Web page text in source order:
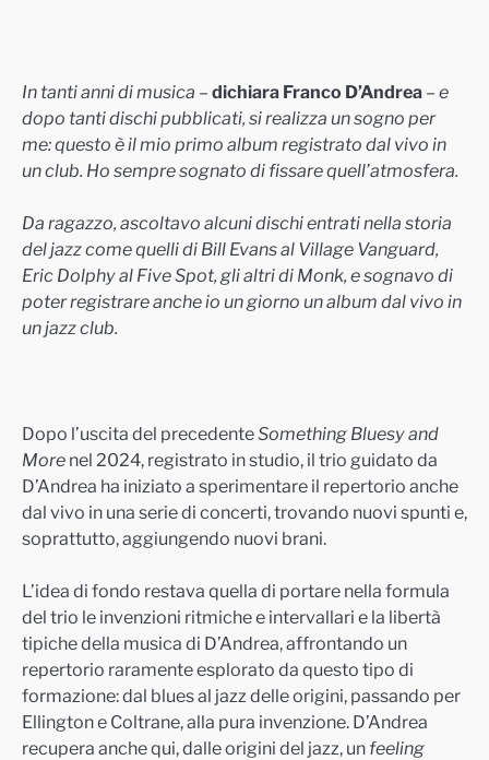
In tanti anni di musica – dichiara Franco D’Andrea – e
dopo tanti dischi pubblicati, si realizza un sogno per
me: questo è il mio primo album registrato dal vivo in
un club. Ho sempre sognato di fissare quell’atmosfera.
Da ragazzo, ascoltavo alcuni dischi entrati nella storia
del jazz come quelli di Bill Evans al Village Vanguard,
Eric Dolphy al Five Spot, gli altri di Monk, e sognavo di
poter registrare anche io un giorno un album dal vivo in
un jazz club.
Dopo l’uscita del precedenteSomething Bluesy and
More nel 2024, registrato in studio, il trio guidato da
D’Andrea ha iniziato a sperimentare il repertorio anche
dal vivo in una serie di concerti, trovando nuovi spunti e,
soprattutto, aggiungendo nuovi brani.
L’idea di fondo restava quella di portare nella formula
del trio le invenzioni ritmiche e intervallari e la libertà
tipiche della musica di D’Andrea, affrontando un
repertorio raramente esplorato da questo tipo di
formazione: dal blues al jazz delle origini, passando per
Ellington e Coltrane, alla pura invenzione. D’Andrea
recupera anche qui, dalle origini del jazz, un feeling